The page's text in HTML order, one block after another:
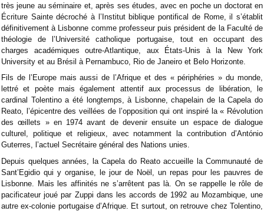
très jeune au séminaire et, après ses études, avec en poche un doctorat en
Écriture Sainte décroché à l’Institut biblique pontifical de Rome, il s’établit
définitivement à Lisbonne comme professeur puis président de la Faculté de
théologie de l’Université catholique portugaise, tout en occupant des
charges académiques outre-Atlantique, aux États-Unis à la New York
University et au Brésil à Pernambuco, Rio de Janeiro et Belo Horizonte.
Fils de l’Europe mais aussi de l’Afrique et des « périphéries » du monde,
lettré et poète mais également attentif aux processus de libération, le
cardinal Tolentino a été longtemps, à Lisbonne, chapelain de la Capela do
Reato, l’épicentre des veillées de l’opposition qui ont inspiré la « Révolution
des œillets » en 1974 avant de devenir ensuite un espace de dialogue
culturel, politique et religieux, avec notamment la contribution d’António
Guterres, l’actuel Secrétaire général des Nations unies.
Depuis quelques années, la Capela do Reato accueille la Communauté de
Sant’Egidio qui y organise, le jour de Noël, un repas pour les pauvres de
Lisbonne. Mais les affinités ne s’arrêtent pas là. On se rappelle le rôle de
pacificateur joué par Zuppi dans les accords de 1992 au Mozambique, une
autre ex-colonie portugaise d’Afrique. Et surtout, on retrouve chez Tolentino,